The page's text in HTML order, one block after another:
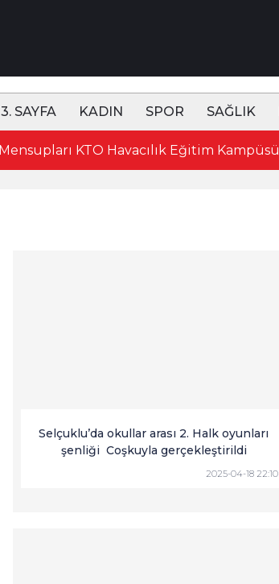
3. SAYFA KADIN SPOR SAĞLIK
Selçuklu’da okullar arası 2. Halk oyunları
şenliği Coşkuyla gerçekleştirildi
2025-04-18 22:10